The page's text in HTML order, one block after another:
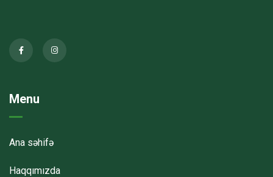
Menu
Ana səhifə
Haqqımızda